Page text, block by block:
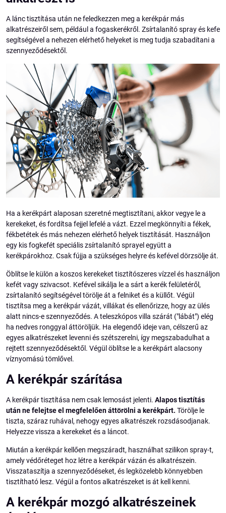
A lánc tisztítása után ne feledkezzen meg a kerékpár más
alkatrészeiről sem, például a fogaskerékről. Zsírtalanító spray és kefe
segítségével a nehezen elérhető helyeket is meg tudja szabadítani a
szennyeződésektől.
Ha a kerékpárt alaposan szeretné megtisztítani, akkor vegye le a
kerekeket, és fordítsa fejjel lefelé a vázt. Ezzel megkönnyíti a fékek,
fékbetétek és más nehezen elérhető helyek tisztítását. Használjon
egy kis fogkefét speciális zsírtalanító sprayel együtt a
kerékpárokhoz. Csak fújja a szükséges helyre és kefével dörzsölje át.
Öblítse le külön a koszos kerekeket tisztítószeres vízzel és használjon
kefét vagy szivacsot. Kefével sikálja le a sárt a kerék felületéről,
zsírtalanító segítségével törölje át a felniket és a küllőt. Végül
tisztítsa meg a kerékpár vázát, villákat és ellenőrizze, hogy az ülés
alatt nincs-e szennyeződés. A teleszkópos villa szárát ("lábát") elég
ha nedves ronggyal áttöröljük. Ha elegendő ideje van, célszerű az
egyes alkatrészeket levenni és szétszerelni, így megszabadulhat a
rejtett szennyeződésektől. Végül öblítse le a kerékpárt alacsony
víznyomású tömlővel.
A kerékpár szárítása
A kerékpár tisztítása nem csak lemosást jelenti. Alapos tisztítás
után ne felejtse el megfelelően áttörölni a kerékpárt. Törölje le
tiszta, száraz ruhával, nehogy egyes alkatrészek rozsdásodjanak.
Helyezze vissza a kerekeket és a láncot.
Miután a kerékpár kellően megszáradt, használhat szilikon spray-t,
amely védőréteget hoz létre a kerékpár vázán és alkatrészein.
Visszataszítja a szennyeződéseket, és legközelebb könnyebben
tisztítható lesz. Végül a fontos alkatrészeket is át kell kenni.
A kerékpár mozgó alkatrészeinek